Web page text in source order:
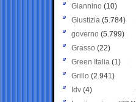
Giannino (10)
Giustizia (5.784)
governo (5.799)
Grasso (22)
Green Italia (1)
Grillo (2.941)
Idv (4)